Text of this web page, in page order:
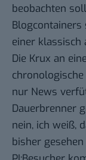
beobachten
einer klassisch
Die Krux an
chronologische
nur News
Dauerbrenner
nein, ich weiß,
bisher